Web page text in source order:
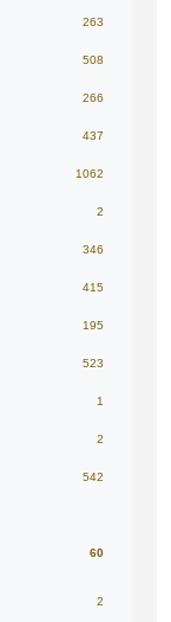
263
508
266
437
1062
2
346
415
195
523
1
2
542
60
2